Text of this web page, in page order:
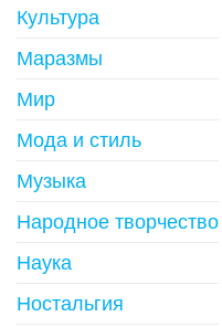
Культура
Маразмы
Мир
Мода и стиль
Музыка
Народное творчество
Наука
Ностальгия